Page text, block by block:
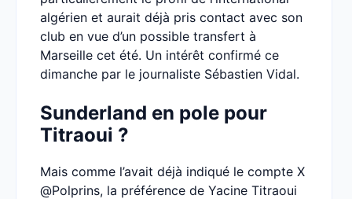
algérien et aurait déjà pris contact avec son
club en vue d’un possible transfert à
Marseille cet été. Un intérêt confirmé ce
dimanche par le journaliste Sébastien Vidal.
Sunderland en pole pour
Titraoui ?
Mais comme l’avait déjà indiqué le compte X
@Polprins, la préférence de Yacine Titraoui